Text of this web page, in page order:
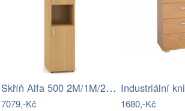
Skříň Alfa 500 2M/1M/2M 2x FT dveře…
7079,-Kč 1680,-Kč